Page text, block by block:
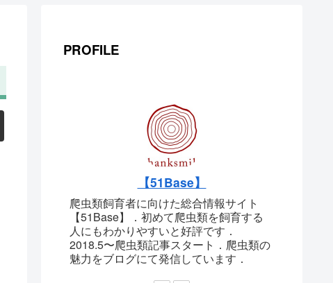
PROFILE
【51Base】
爬虫類飼育者に向けた総合情報サイト
【51Base】．初めて爬虫類を飼育する
人にもわかりやすいと好評です．
2018.5〜爬虫類記事スタート．爬虫類の
魅力をブログにて発信しています．